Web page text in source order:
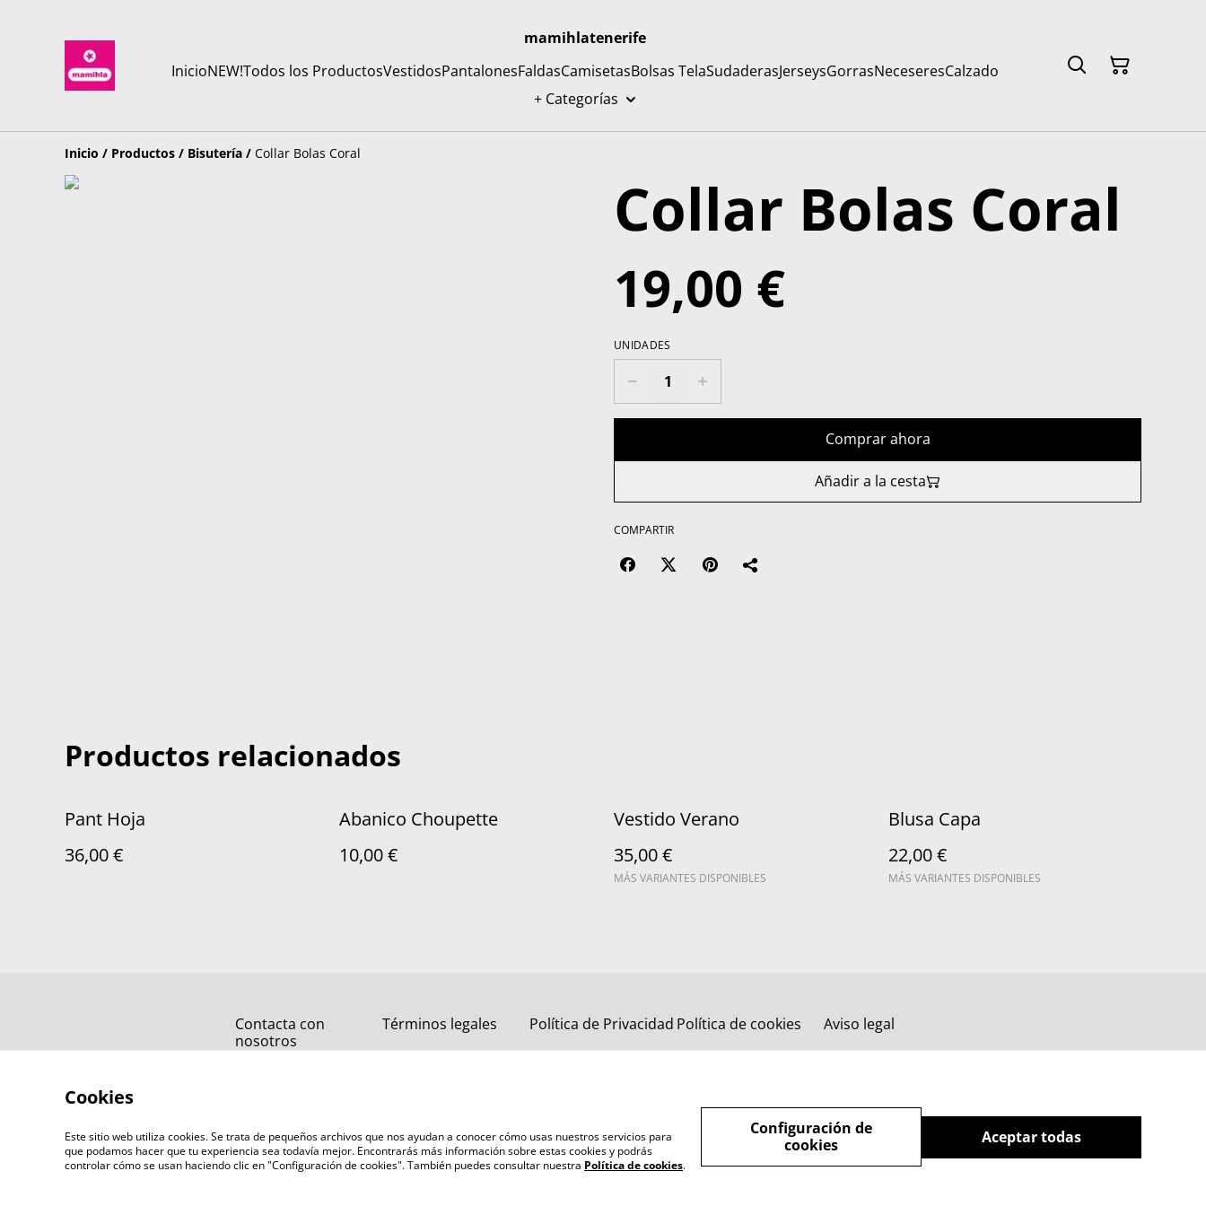
mamihlatenerife
InicioNEW!Todos los ProductosVestidosPantalonesFaldasCamisetasBolsas TelaSudaderasJerseysGorrasNeceseresCalzado
+ Categorías
Inicio / Productos / Bisutería / Collar Bolas Coral
Collar Bolas Coral
19,00 €
UNIDADES
Comprar ahora
Añadir a la cesta
COMPARTIR
Productos relacionados
Pant Hoja
36,00 €
Abanico Choupette
10,00 €
Vestido Verano
35,00 €
MÁS VARIANTES DISPONIBLES
Blusa Capa
22,00 €
MÁS VARIANTES DISPONIBLES
Contacta con
nosotros
Términos legales Política de Privacidad Política de cookies Aviso legal
©2026 mamihlatenerife
Cookies
Este sitio web utiliza cookies. Se trata de pequeños archivos que nos ayudan a conocer cómo usas nuestros servicios para
que podamos hacer que tu experiencia sea todavía mejor. Encontrarás más información sobre estas cookies y podrás
controlar cómo se usan haciendo clic en "Configuración de cookies". También puedes consultar nuestra Política de cookies.
Aceptar todas
Configuración de
cookies